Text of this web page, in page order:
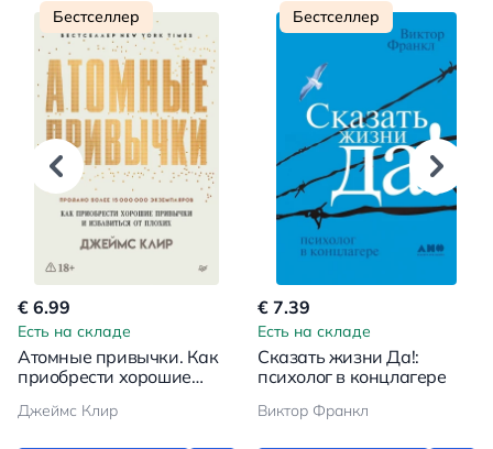
Бестселлер
€ 6.99
Есть на складе
Атомные привычки. Как
приобрести хорошие
плохих
Джеймс Клир
Бестселлер
€ 7.39
Есть на складе
Сказать жизни Да!:
психолог в концлагере
Виктор Франкл